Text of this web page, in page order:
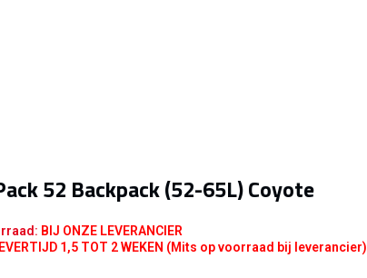
52 Backpack (52-65L) Coyote
BIJ ONZE LEVERANCIER
1,5 TOT 2 WEKEN (Mits op voorraad bij leverancier)